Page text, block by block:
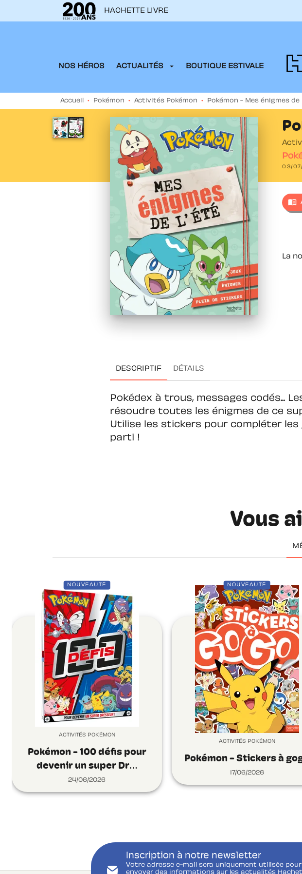
MENU
HACHETTE LIVRE
NOS HÉROS ACTUALITÉS arrow_drop_down BOUTIQUE ESTIVALE
Accueil • Pokémon • Activités Pokémon • Pokémon - Mes énigmes de
03/
menu_book
La
DESCRIPTIF DÉTAILS
Pokédex à trous, messages codés...
résoudre toutes les énigmes de ce
Utilise les stickers pour compléter
parti !
Vous
NOUVEAUTÉ
ACTIVITÉS POKÉMON
Pokémon - 100 défis pour
devenir un super Dr…
24/06/2026
NOUVEAUTÉ
ACTIVITÉS POKÉMON
Pokémon - Stickers à
17/06/2026
Inscription à notre newsletter
Votre adresse e-mail sera uniquement utilisée
envoyer des informations sur les actualités